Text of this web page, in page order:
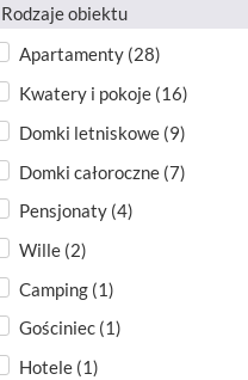
Rodzaje obiektu
Apartamenty (28)
Kwatery i pokoje (16)
Domki letniskowe (9)
Domki całoroczne (7)
Pensjonaty (4)
Wille (2)
Camping (1)
Gościniec (1)
Hotele (1)